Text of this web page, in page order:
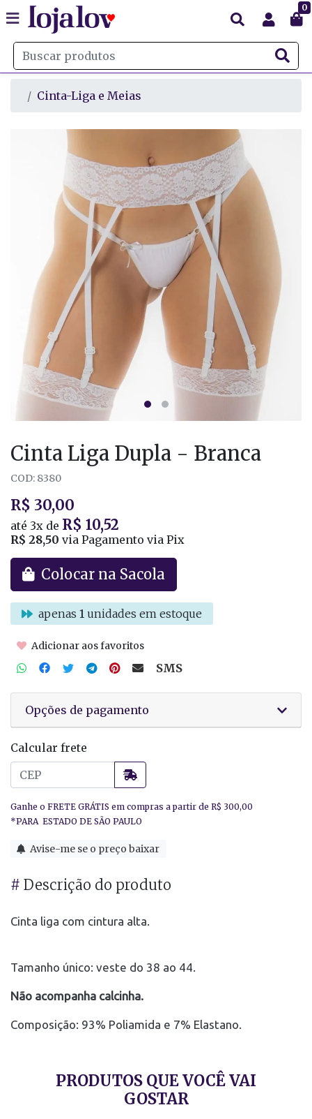
0
Cinta-Liga e Meias
Cinta Liga Dupla - Branca
COD: 8380
R$ 30,00
até 3x de R$ 10,52
R$ 28,50 via Pagamento via Pix
Colocar na Sacola
apenas 1 unidades em estoque
Adicionar aos favoritos
SMS
Opções de pagamento
Calcular frete
Avise-me se o preço baixar
# Descrição do produto
Cinta liga com cintura alta.
Tamanho único: veste do 38 ao 44.
Não acompanha calcinha.
Composição: 93% Poliamida e 7% Elastano.
PRODUTOS QUE VOCÊ VAI
GOSTAR